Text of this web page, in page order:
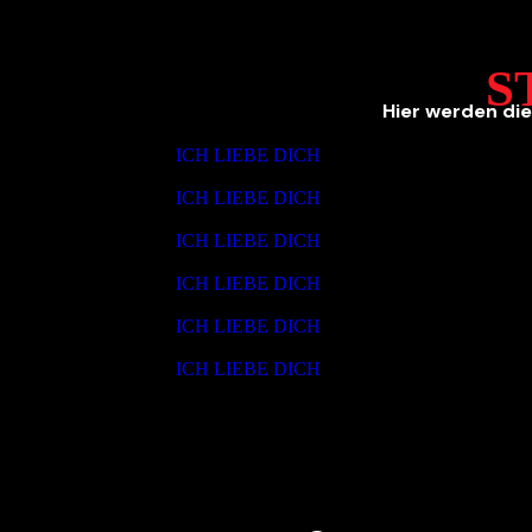
Hier werden
ICH LIEBE DICH
ICH LIEBE DICH
ICH LIEBE DICH
ICH LIEBE DICH
ICH LIEBE DICH
ICH LIEBE DICH